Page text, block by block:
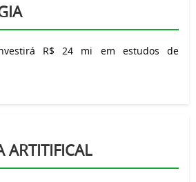
R$ 24 mi em estudos de
ARTITIFICAL